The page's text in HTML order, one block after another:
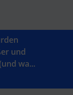
und
wa...